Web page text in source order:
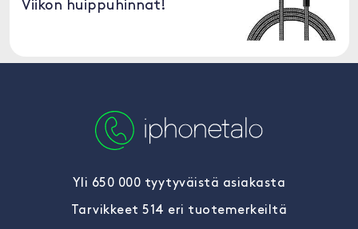
Viikon huippuhinnat!
Yli 650 000 tyytyväistä asiakasta
Tarvikkeet 514 eri tuotemerkeiltä